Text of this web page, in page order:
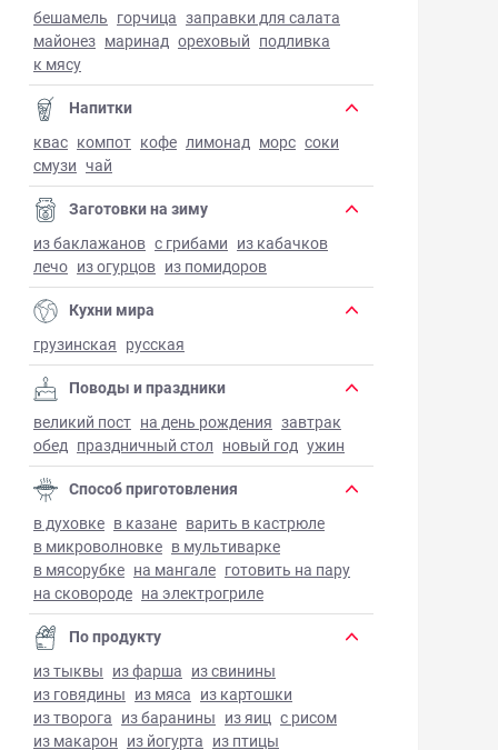
бешамель горчица заправки для салата
майонез маринад ореховый подливка
к мясу
Напитки
квас компот кофе лимонад морс соки
смузи чай
Заготовки на зиму
из баклажанов с грибами из кабачков
лечо из огурцов из помидоров
Кухни мира
грузинская русская
Поводы и праздники
великий пост на день рождения завтрак
обед праздничный стол новый год ужин
Способ приготовления
в духовке в казане варить в кастрюле
в микроволновке в мультиварке
в мясорубке на мангале готовить на пару
на сковороде на электрогриле
По продукту
из тыквы из фарша из свинины
из говядины из мяса из картошки
из творога из баранины из яиц с рисом
из макарон из йогурта из птицы